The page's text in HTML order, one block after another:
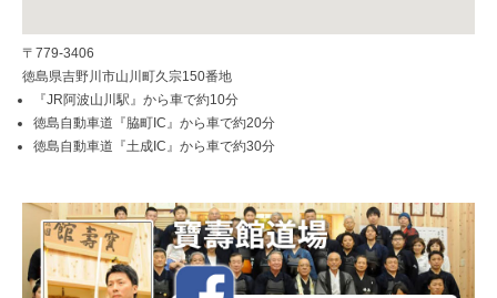
〒779-3406
徳島県吉野川市山川町久宗150番地
『JR阿波山川駅』から車で約10分
徳島自動車道『脇町IC』から車で約20分
徳島自動車道『土成IC』から車で約30分